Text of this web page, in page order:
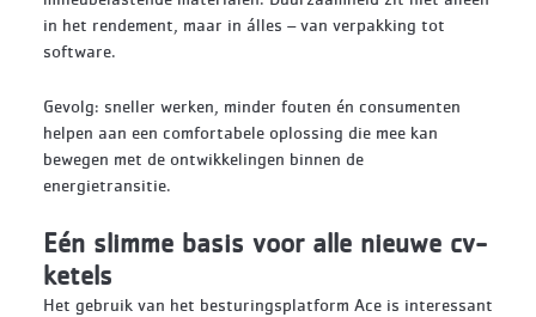
in het rendement, maar in álles – van verpakking tot
software.
Gevolg: sneller werken, minder fouten én consumenten
helpen aan een comfortabele oplossing die mee kan
bewegen met de ontwikkelingen binnen de
energietransitie.
Eén slimme basis voor alle nieuwe cv-
ketels
Het gebruik van het besturingsplatform Ace is interessant